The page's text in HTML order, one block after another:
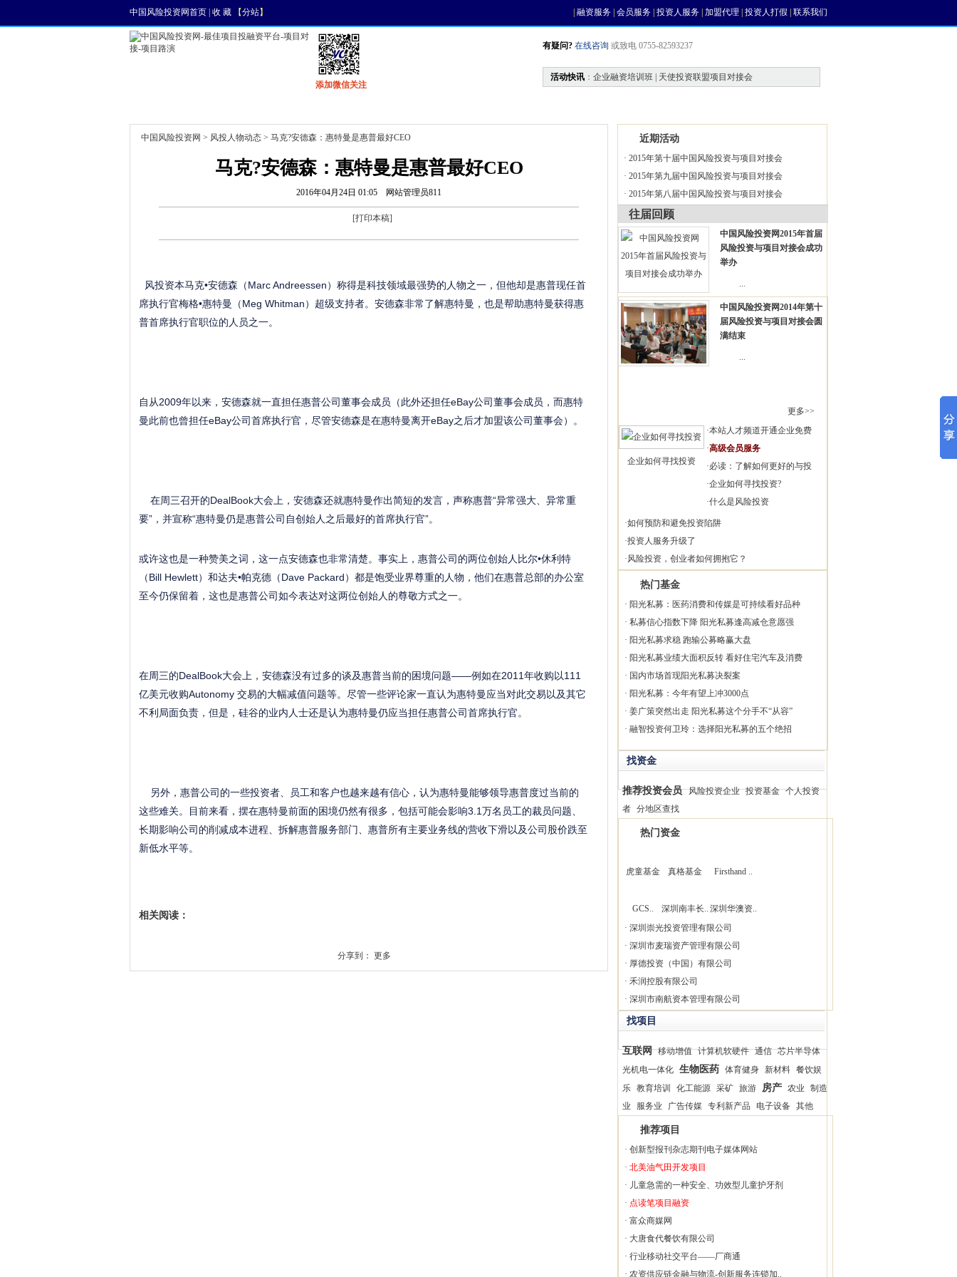
中国风险投资网首页 收 藏 【分站】 融资服务 会员服务 投资人服务 加盟代理 投资人打假 联系我们
添加微信关注
有疑问? 在线咨询 或致电 0755-82593237
活动快讯 ： 企业融资培训班 | 天使投资联盟项目对接会
中国风险投资网 > 风投人物动态 > 马克?安德森：惠特曼是惠普最好CEO
马克?安德森：惠特曼是惠普最好CEO
2016年04月24日 01:05 网站管理员811
[打印本稿]
风投资本马克•安德森（Marc Andreessen）称得是科技领域最强势的人物之一，但他却是惠普现任首
席执行官梅格•惠特曼（Meg Whitman）超级支持者。安德森非常了解惠特曼，也是帮助惠特曼获得惠
普首席执行官职位的人员之一。
自从2009年以来，安德森就一直担任惠普公司董事会成员（此外还担任eBay公司董事会成员，而惠特
曼此前也曾担任eBay公司首席执行官，尽管安德森是在惠特曼离开eBay之后才加盟该公司董事会）。
在周三召开的DealBook大会上，安德森还就惠特曼作出简短的发言，声称惠普“异常强大、异常重
要”，并宣称“惠特曼仍是惠普公司自创始人之后最好的首席执行官”。
或许这也是一种赞美之词，这一点安德森也非常清楚。事实上，惠普公司的两位创始人比尔•休利特
（Bill Hewlett）和达夫•帕克德（Dave Packard）都是饱受业界尊重的人物，他们在惠普总部的办公室
至今仍保留着，这也是惠普公司如今表达对这两位创始人的尊敬方式之一。
在周三的DealBook大会上，安德森没有过多的谈及惠普当前的困境问题——例如在2011年收购以111
亿美元收购Autonomy 交易的大幅减值问题等。尽管一些评论家一直认为惠特曼应当对此交易以及其它
不利局面负责，但是，硅谷的业内人士还是认为惠特曼仍应当担任惠普公司首席执行官。
另外，惠普公司的一些投资者、员工和客户也越来越有信心，认为惠特曼能够领导惠普度过当前的
这些难关。目前来看，摆在惠特曼前面的困境仍然有很多，包括可能会影响3.1万名员工的裁员问题、
长期影响公司的削减成本进程、拆解惠普服务部门、惠普所有主要业务线的营收下滑以及公司股价跌至
新低水平等。
相关阅读：
分享到： 更多
近期活动
· 2015年第十届中国风险投资与项目对接会
· 2015年第九届中国风险投资与项目对接会
· 2015年第八届中国风险投资与项目对接会
往届回顾
中国风险投资网2015年首届
风险投资与项目对接会成功
举办
...
中国风险投资网2014年第十
届风险投资与项目对接会圆
满结束
...
更多>>
企业如何寻找投资
·本站人才频道开通企业免费
·高级会员服务
·必读：了解如何更好的与投
·企业如何寻找投资?
·什么是风险投资
·如何预防和避免投资陷阱
·投资人服务升级了
·风险投资，创业者如何拥抱它？
热门基金
· 阳光私募：医药消费和传媒是可持续看好品种
· 私募信心指数下降 阳光私募逢高减仓意愿强
· 阳光私募求稳 跑输公募略赢大盘
· 阳光私募业绩大面积反转 看好住宅汽车及消费
· 国内市场首现阳光私募决裂案
· 阳光私募：今年有望上冲3000点
· 姜广策突然出走 阳光私募这个分手不“从容”
· 融智投资何卫玲：选择阳光私募的五个绝招
找资金
推荐投资会员 风险投资企业 投资基金 个人投资
者 分地区查找
热门资金
虎童基金 真格基金 Firsthand ..
GCS.. 深圳南丰长.. 深圳华澳资..
· 深圳崇光投资管理有限公司
· 深圳市麦瑞资产管理有限公司
· 厚德投资（中国）有限公司
· 禾润控股有限公司
· 深圳市南航资本管理有限公司
找项目
互联网 移动增值 计算机软硬件 通信 芯片半导体
光机电一体化 生物医药 体育健身 新材料 餐饮娱
乐 教育培训 化工能源 采矿 旅游 房产 农业
制造
业
服务业 广告传媒 专利新产品 电子设备 其他
推荐项目
· 创新型报刊杂志期刊电子媒体网站
· 北美油气田开发项目
· 儿童急需的一种安全、功效型儿童护牙剂
· 点读笔项目融资
· 富众商媒网
· 大唐食代餐饮有限公司
· 行业移动社交平台——厂商通
· 农资供应链金融与物流-创新服务连锁加..